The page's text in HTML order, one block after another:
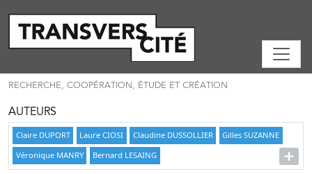
RECHERCHE, COOPÉRATION, ÉTUDE ET CRÉATION
AUTEURS
Claire DUPORT Laure CIOSI Claudine DUSSOLLIER
Gilles SUZANNE
Véronique MANRY
Bernard LESAING